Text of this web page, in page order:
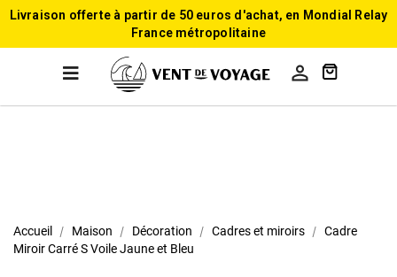
Livraison offerte à partir de 50 euros d'achat, en Mondial Relay
France métropolitaine

Accueil Maison Décoration Cadres et miroirs
Cadre
Miroir Carré S Voile Jaune et Bleu